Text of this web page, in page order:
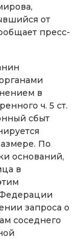
от
пресс-
в
ч. 5 ст.
сбыт
По
оснований,
в
Федерации
запроса о
соседнего